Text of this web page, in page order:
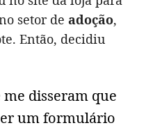
setor de adoção,
Então, decidiu
me disseram que
um formulário